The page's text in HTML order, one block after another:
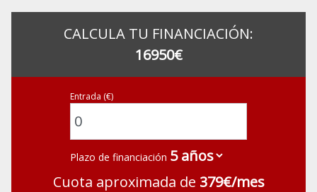
CALCULA TU FINANCIACIÓN:
16950€
Entrada (€)
Plazo de financiación
Cuota aproximada de 379€/mes